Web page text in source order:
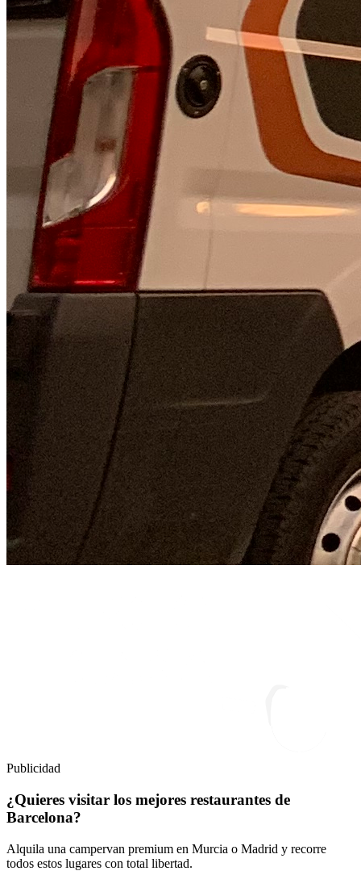
Publicidad
¿Quieres visitar los mejores restaurantes de
Barcelona?
Alquila una campervan premium en Murcia o Madrid y recorre
todos estos lugares con total libertad.